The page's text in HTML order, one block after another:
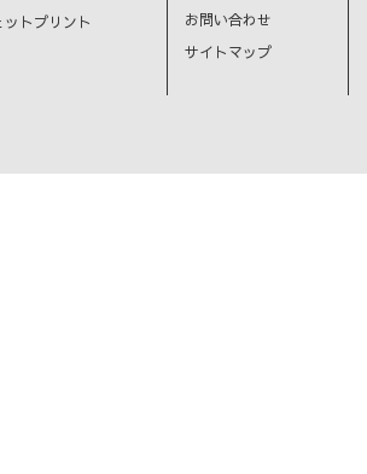
トプリント
お問い合わせ
サイトマップ